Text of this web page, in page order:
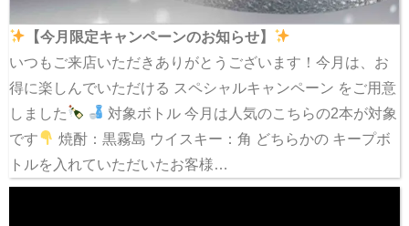
【今月限定キャンペーンのお知らせ】
いつもご来店いただきありがとうございます！今月は、お
得に楽しんでいただける スペシャルキャンペーン をご用意
しました
対象ボトル 今月は人気のこちらの2本が対象
です
焼酎：黒霧島 ウイスキー：角 どちらかの キープボ
トルを入れていただいたお客様…